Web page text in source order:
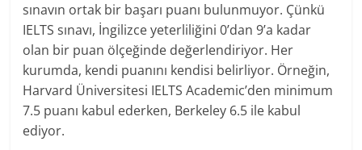
sınavın ortak bir başarı puanı bulunmuyor. Çünkü
IELTS sınavı, İngilizce yeterliliğini 0’dan 9’a kadar
olan bir puan ölçeğinde değerlendiriyor. Her
kurumda, kendi puanını kendisi belirliyor. Örneğin,
Harvard Üniversitesi IELTS Academic’den minimum
7.5 puanı kabul ederken, Berkeley 6.5 ile kabul
ediyor.